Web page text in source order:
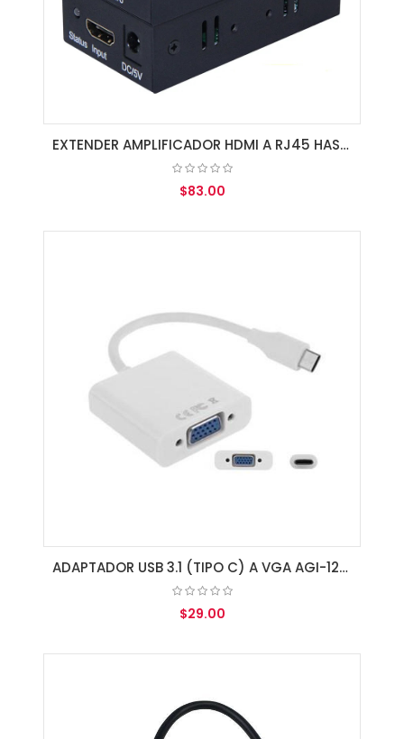
EXTENDER AMPLIFICADOR HDMI A RJ45 HASTA 100MTS CAT5/6
$83.00
ADAPTADOR USB 3.1 (TIPO C) A VGA AGI-1237
$29.00